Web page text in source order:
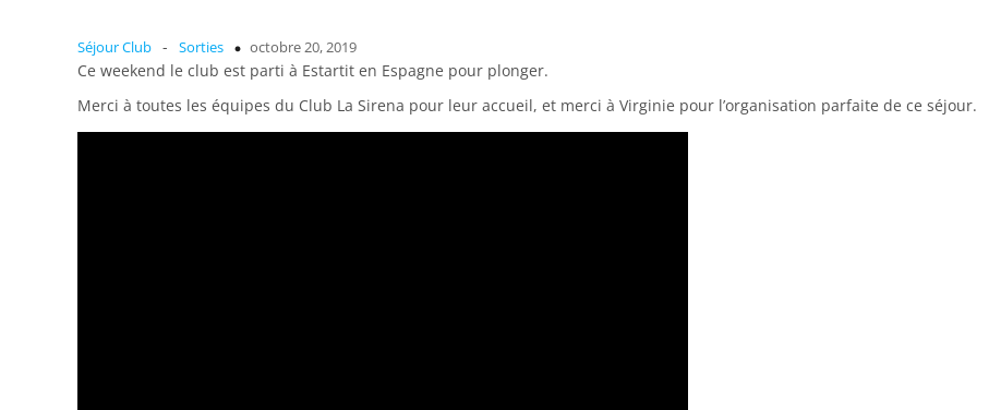
Séjour Club - Sorties octobre 20, 2019
Ce weekend le club est parti à Estartit en Espagne pour plonger.
Merci à toutes les équipes du Club La Sirena pour leur accueil, et merci à Virginie pour l’organisation parfaite de ce séjour.